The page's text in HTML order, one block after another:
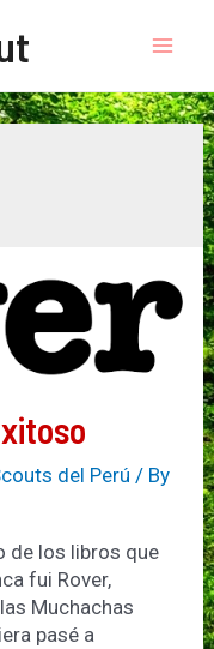
del Perú / By
de los libros que
fui Rover,
Muchachas
pasé a